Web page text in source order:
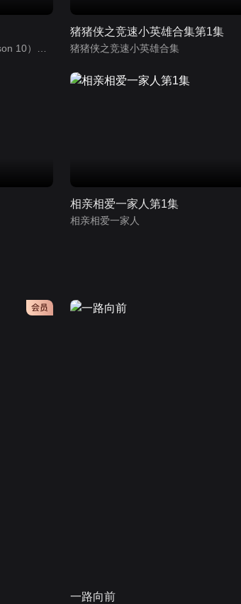
小猪佩奇第10季（Peppa Pig Season 10）（中文版） 有声音频
猪猪侠之竞速小英雄合集第1集
猪猪侠之竞速小英雄合集
相亲相爱一家人第1集
相亲相爱一家人
会员
一路向前